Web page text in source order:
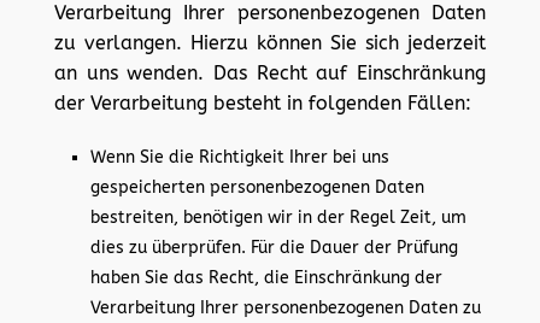
Verarbeitung Ihrer personenbezogenen Daten
zu verlangen. Hierzu können Sie sich jederzeit
an uns wenden. Das Recht auf Einschränkung
der Verarbeitung besteht in folgenden Fällen:
Wenn Sie die Richtigkeit Ihrer bei uns
gespeicherten personenbezogenen Daten
bestreiten, benötigen wir in der Regel Zeit, um
dies zu überprüfen. Für die Dauer der Prüfung
haben Sie das Recht, die Einschränkung der
Verarbeitung Ihrer personenbezogenen Daten zu